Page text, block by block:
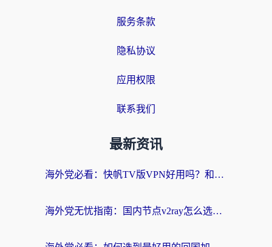
服务条款
隐私协议
应用权限
联系我们
最新资讯
海外党必看：快帆TV版VPN好用吗？和快游VPN对比哪个回国效果更好？附实用避坑指南
海外党无忧指南：国内节点v2ray怎么选？一键回国VPN+多场景实测帮你避坑